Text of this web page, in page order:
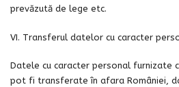
prevăzută de lege etc.
VI. Transferul datelor cu caracter
Datele cu caracter personal furnizate
pot fi transferate în afara României,